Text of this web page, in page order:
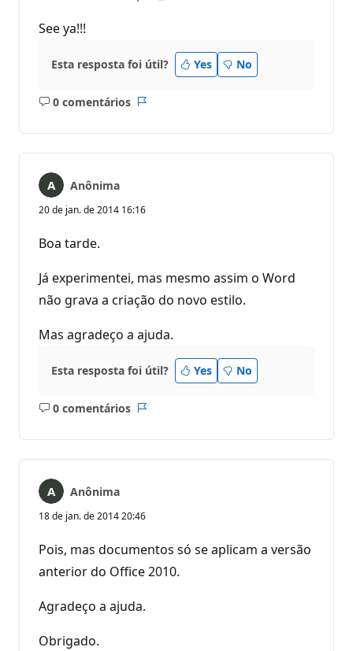
See ya!!!
Esta resposta foi útil? Yes No
0 comentários
Sem
Anônima
20 de jan. de 2014 16:16
Boa tarde.
Já experimentei, mas mesmo assim o Word
não grava a criação do novo estilo.
Mas agradeço a ajuda.
Esta resposta foi útil? Yes No
0 comentários
Sem
Anônima
18 de jan. de 2014 20:46
Pois, mas documentos só se aplicam a versão
anterior do Office 2010.
Agradeço a ajuda.
Obrigado.